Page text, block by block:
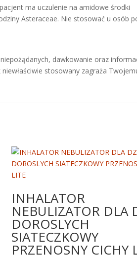
ma uczulenie na amidowe środki
Asteraceae. Nie stosować u osób
dawkowanie oraz
stosowany zagraża
INHALATOR
NEBULIZATOR DLA
DOROSLYCH
SIATECZKOWY
PRZENOSNY CICHY